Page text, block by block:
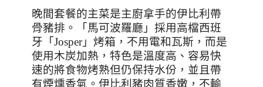
晚間套餐的主菜是主廚拿手的伊比利帶
骨豬排。「馬可波羅廳」採用高檔西班
牙「Josper」烤箱，不用電和瓦斯，而是
使用木炭加熱，特色是溫度高、容易快
速的將食物烤熟但仍保持水份，並且帶
有煙燻香氣。伊比利豬肉質香嫩，不輸